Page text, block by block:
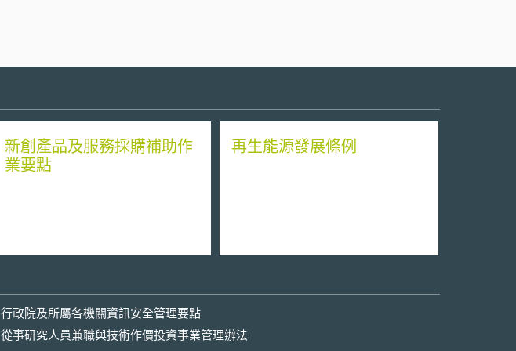
新創產品及服務採購補助作
業要點
再生能源發展條例
行政院及所屬各機關資訊安全管理要點
從事研究人員兼職與技術作價投資事業管理辦法